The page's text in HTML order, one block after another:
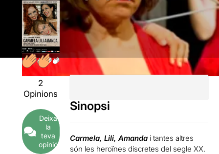
2
Opinions
Deixa
la
teva
opinió
Sinopsi
Carmela, Lili, Amanda i tantes altres
són les heroïnes discretes del segle XX.